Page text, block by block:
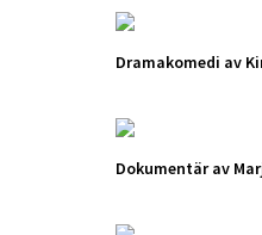
Dramakomedi av
Dokumentär av